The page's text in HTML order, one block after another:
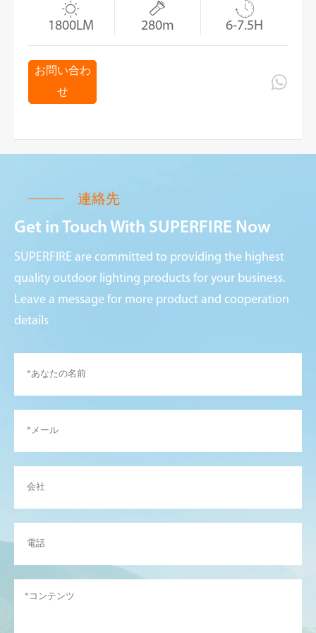

1800LM

280m

6-7.5H
お問い合わ
せ

連絡先
Get in Touch With SUPERFIRE Now
SUPERFIRE are committed to providing the highest
quality outdoor lighting products for your business.
Leave a message for more product and cooperation
details